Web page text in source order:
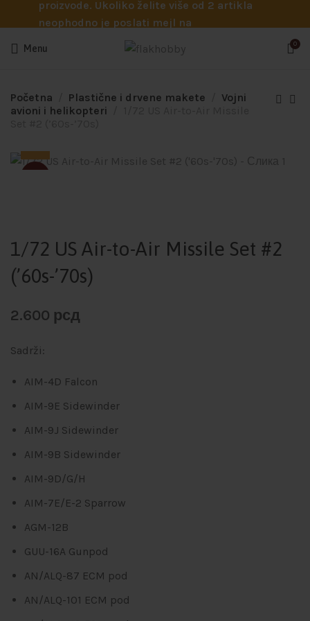
proizvode. Ukoliko želite više od 2 artikla
neophodno je poslati mejl na
potrebna pomoć oko odabira.
Menu 0
Početna Plastične i drvene makete
Vojni
avioni i helikopteri
1/72 US Air-to-Air Missile Set #2
(’60s-’70s)
2.600 рсд
Sadrži:
AIM-4D Falcon
AIM-9E Sidewinder
AIM-9J Sidewinder
AIM-9B Sidewinder
AIM-9D/G/H
AIM-7E/E-2 Sparrow
AGM-12B
GUU-16A Gunpod
AN/ALQ-87 ECM pod
AN/ALQ-101 ECM pod